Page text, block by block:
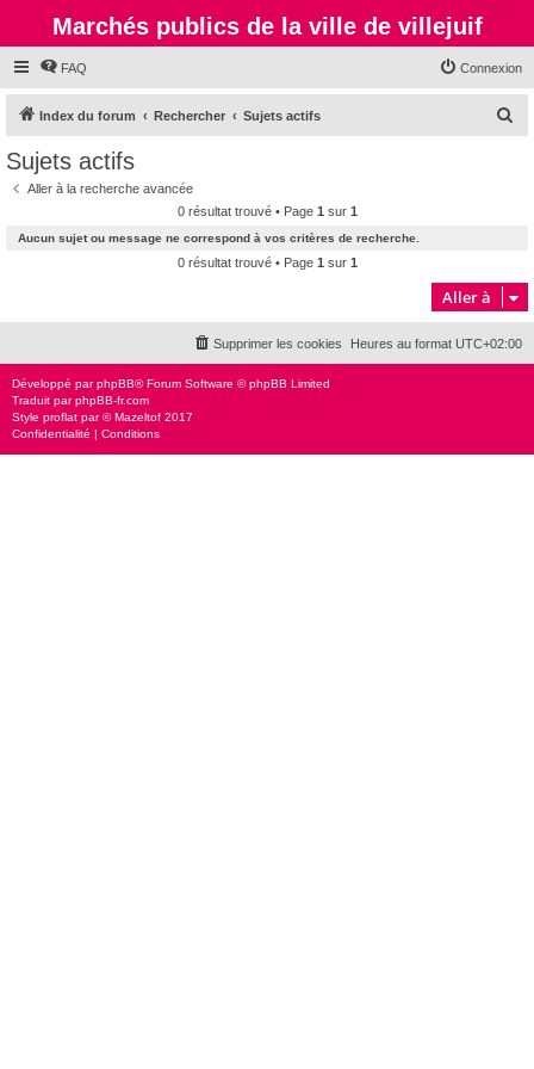
Marchés publics de la ville de villejuif
FAQ Connexion
Index du forum Rechercher Sujets actifs
c
h
e
Sujets actifs
Aller à la recherche avancée
0 résultat trouvé • Page 1 sur 1
Aucun sujet ou message ne correspond à vos critères de recherche.
0 résultat trouvé • Page 1 sur 1
Aller à
Heures au format UTC+02:00
Supprimer les cookies
Développé parphpBB® Forum Software © phpBB Limited
Traduit parphpBB-fr.com
Style proflat par ©Mazeltof 2017
Confidentialité | Conditions